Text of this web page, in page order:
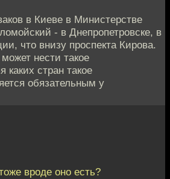
в Киеве в Министерстве
- в Днепропетровске, в
что внизу проспекта Кирова.
нести такое
каких стран такое
обязательным у
вроде оно есть?